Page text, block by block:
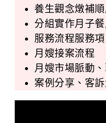
養生觀念燉補
分組實作月子
服務流程服務
月嫂接案流程
月嫂市場脈動
案例分享、客